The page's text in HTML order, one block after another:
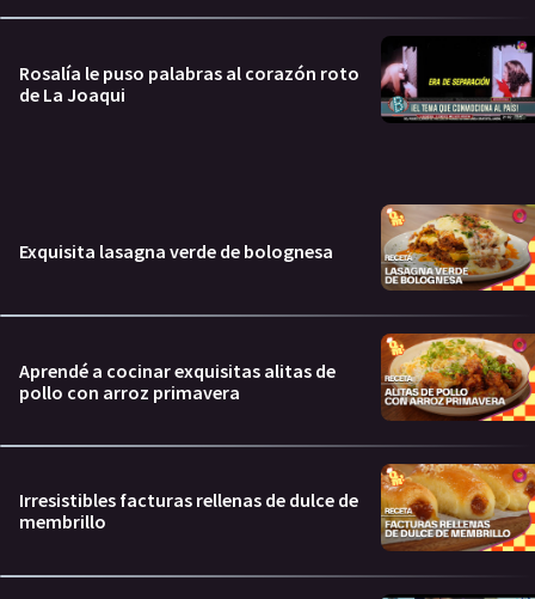
Rosalía le puso palabras al corazón roto
de La Joaqui
Exquisita lasagna verde de bolognesa
Aprendé a cocinar exquisitas alitas de
pollo con arroz primavera
Irresistibles facturas rellenas de dulce de
membrillo